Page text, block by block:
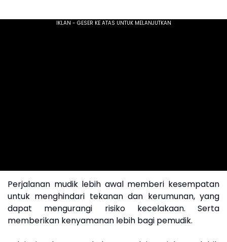
Perjalanan mudik lebih awal memberi kesempatan
untuk menghindari tekanan dan kerumunan, yang
dapat mengurangi risiko kecelakaan. Serta
memberikan kenyamanan lebih bagi pemudik.